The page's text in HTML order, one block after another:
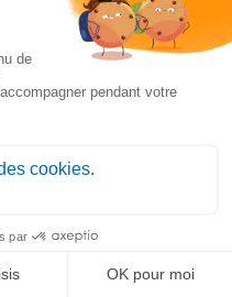
Ignorer
2022